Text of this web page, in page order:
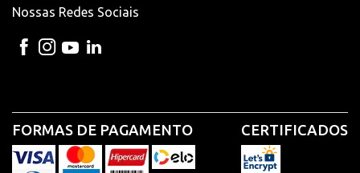
Nossas Redes Sociais
FORMAS DE PAGAMENTO CERTIFICADOS